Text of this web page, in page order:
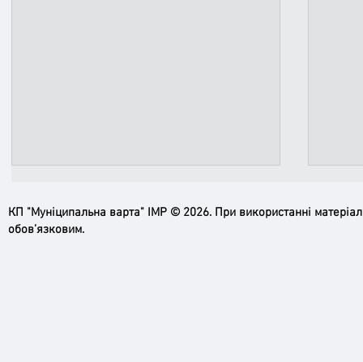
КП "Муніципальна варта" ІМР © 2026. При використанні
обов’язковим.